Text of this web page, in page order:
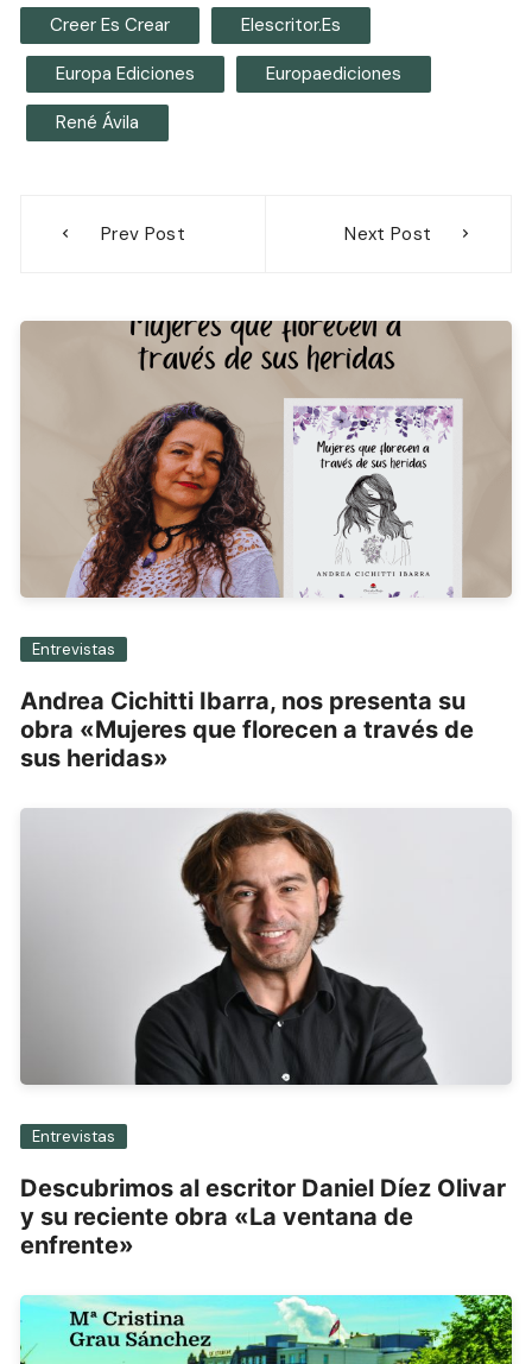
Creer Es Crear Elescritor.es
Europa Ediciones Europaediciones
René Ávila
Prev Post Next Post
Entrevistas
Andrea Cichitti Ibarra, nos presenta su
obra «Mujeres que florecen a través de
sus heridas»
Entrevistas
Descubrimos al escritor Daniel Díez Olivar
y su reciente obra «La ventana de
enfrente»